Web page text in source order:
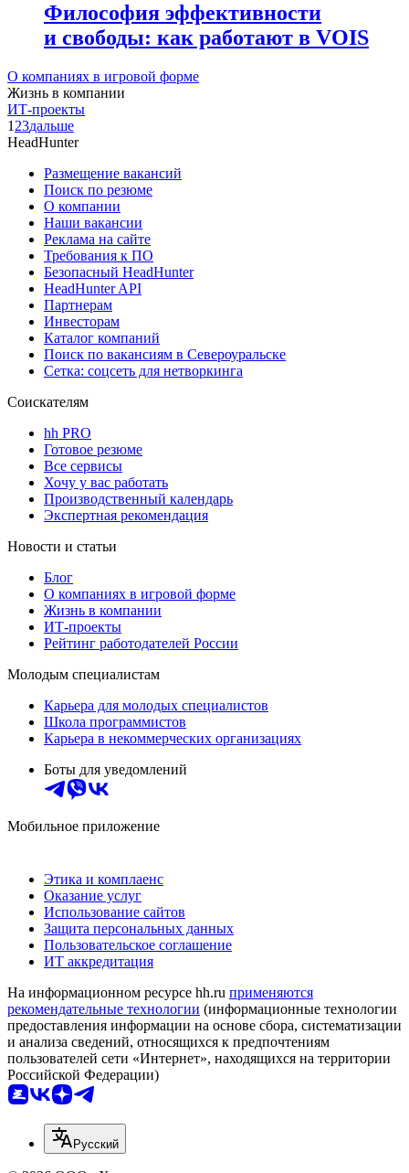
Философия эффективности
и свободы: как работают в VOIS
О компаниях в игровой форме
Жизнь в компании
ИТ-проекты
1 23дальше
HeadHunter
Размещение вакансий
Поиск по резюме
О компании
Наши вакансии
Реклама на сайте
Требования к ПО
Безопасный HeadHunter
HeadHunter API
Партнерам
Инвесторам
Каталог компаний
Поиск по вакансиям в Североуральске
Сетка: соцсеть для нетворкинга
Соискателям
hh PRO
Готовое резюме
Все сервисы
Хочу у вас работать
Производственный календарь
Экспертная рекомендация
Новости и статьи
Блог
О компаниях в игровой форме
Жизнь в компании
ИТ-проекты
Рейтинг работодателей России
Молодым специалистам
Карьера для молодых специалистов
Школа программистов
Карьера в некоммерческих организациях
Боты для уведомлений
Мобильное приложение
Этика и комплаенс
Оказание услуг
Использование сайтов
Защита персональных данных
Пользовательское соглашение
ИТ аккредитация
На информационном ресурсе hh.ru применяются
рекомендательные технологии (информационные технологии
предоставления информации на основе сбора, систематизации
и анализа сведений, относящихся к предпочтениям
пользователей сети «Интернет», находящихся на территории
Российской Федерации)
Русский